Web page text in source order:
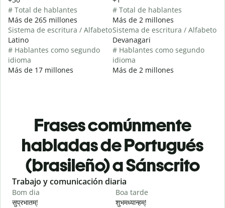
# Total de hablantes
Más de 265 millones
Sistema de escritura / Alfabeto
Latino
# Hablantes como segundo
idioma
Más de 17 millones
# Total de hablantes
Más de 2 millones
Sistema de escritura / Alfabeto
Devanagari
# Hablantes como segundo
idioma
Más de 2 millones
Frases comúnmente
habladas de Portugués
(brasileño) a Sánscrito
Slide 1 of 6
Trabajo y comunicación diaria
Bom dia
सुप्रभातम्!
Boa tarde
शुभमध्यान्हम्!